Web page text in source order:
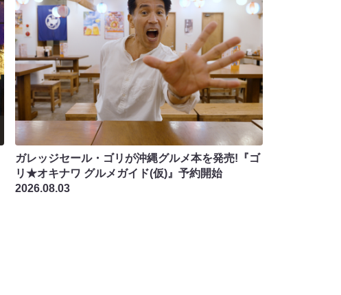
ガレッジセール・ゴリが沖縄グルメ本を発売!『ゴ
リ★オキナワ グルメガイド(仮)』予約開始
2026.08.03